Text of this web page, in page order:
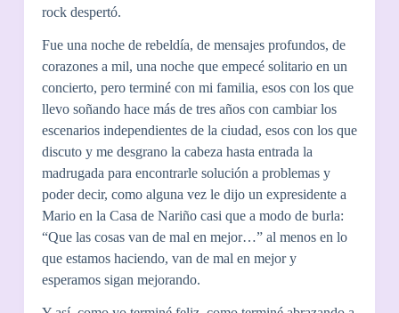
rock despertó.
Fue una noche de rebeldía, de mensajes profundos, de
corazones a mil, una noche que empecé solitario en un
concierto, pero terminé con mi familia, esos con los que
llevo soñando hace más de tres años con cambiar los
escenarios independientes de la ciudad, esos con los que
discuto y me desgrano la cabeza hasta entrada la
madrugada para encontrarle solución a problemas y
poder decir, como alguna vez le dijo un expresidente a
Mario en la Casa de Nariño casi que a modo de burla:
“Que las cosas van de mal en mejor…” al menos en lo
que estamos haciendo, van de mal en mejor y
esperamos sigan mejorando.